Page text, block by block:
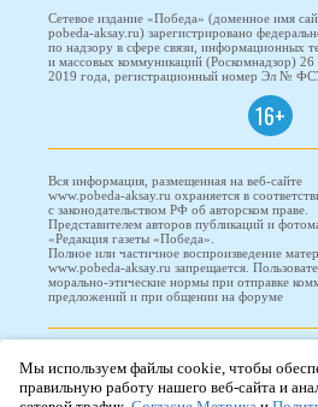
Сетевое издание «Победа» (доменное имя
pobeda-aksay.ru) зарегистрировано
по надзору в сфере связи, информационных
и массовых коммуникаций (Роскомнадзор) 26
2019 года, регистрационный номер Эл №
16+
Вся информация, размещенная на веб-сайте
www.pobeda-aksay.ru охраняется в
с законодательством РФ об авторском праве.
Представителем авторов публикаций и
«Редакция газеты «Победа».
Полное или частичное воспроизведение
www.pobeda-aksay.ru запрещается.
морально-этические нормы при отправке
предложений и при общении на форуме
Мы используем файлы cookie, чтобы
правильную работу нашего веб-сайта и